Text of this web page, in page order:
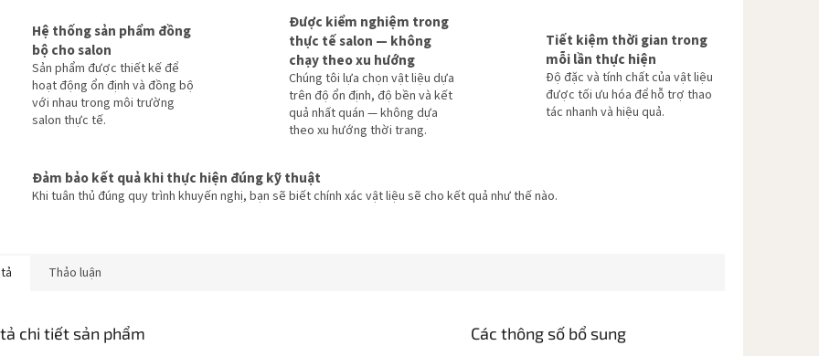
Hệ thống sản phẩm đồng
bộ cho salon
Sản phẩm được thiết kế để
hoạt động ổn định và đồng bộ
với nhau trong môi trường
salon thực tế.
Được kiểm nghiệm trong
thực tế salon — không
chạy theo xu hướng
Chúng tôi lựa chọn vật liệu dựa
trên độ ổn định, độ bền và kết
quả nhất quán — không dựa
theo xu hướng thời trang.
Tiết kiệm thời gian trong
mỗi lần thực hiện
Độ đặc và tính chất của vật liệu
được tối ưu hóa để hỗ trợ thao
tác nhanh và hiệu quả.
Đảm bảo kết quả khi thực hiện đúng kỹ thuật
Khi tuân thủ đúng quy trình khuyến nghị, bạn sẽ biết chính xác vật liệu sẽ cho kết quả như thế nào.
Thảo luận
chi tiết sản phẩm
Các thông số bổ sung